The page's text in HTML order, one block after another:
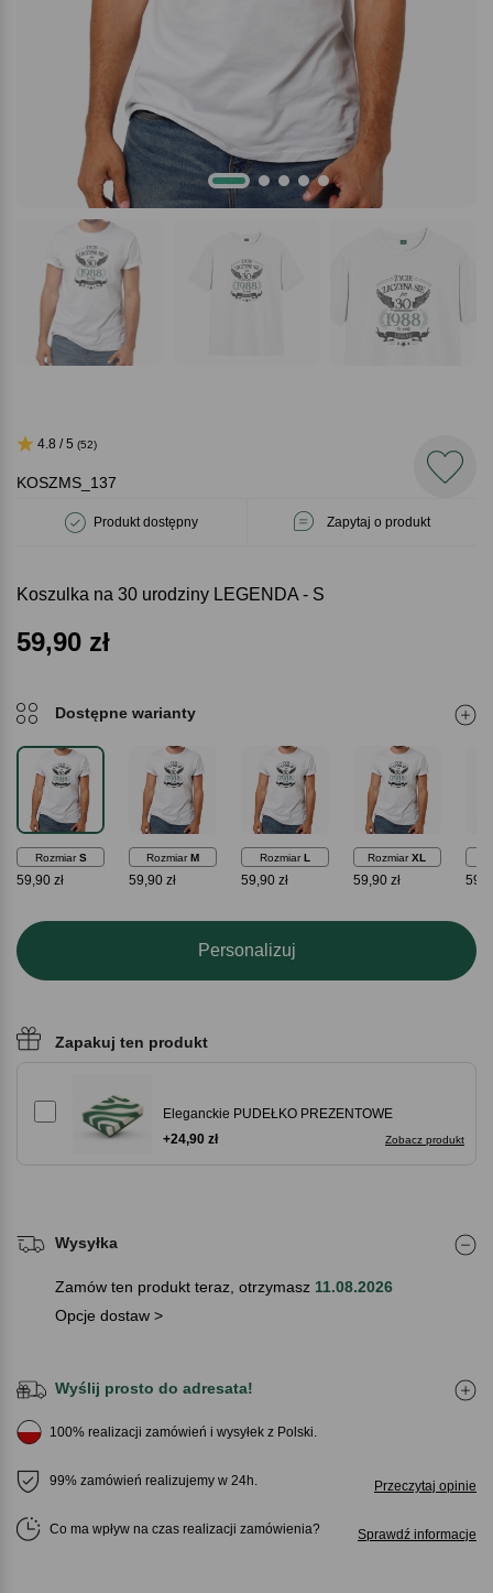
KOSZMS_137
Produkt dostępny Zapytaj o produkt
4.8 / 5 (52)
Koszulka na 30 urodziny LEGENDA - S
59,90 zł
Dostępne warianty
Rozmiar S
59,90 zł
Rozmiar M
59,90 zł
Rozmiar L
59,90 zł
RozmiarXL
59,90 zł
Personalizuj
Zapakuj ten produkt
Eleganckie PUDEŁKO PREZENTOWE
Zobacz produkt
+24,90 zł
Wysyłka
Zamów ten produkt teraz, otrzymasz 11.08.2026
Opcje dostaw >
Wyślij prosto do adresata!
100% realizacji zamówień i wysyłek z Polski.
99% zamówień realizujemy w 24h. Przeczytaj opinie
Co ma wpływ na czas realizacji zamówienia Sprawdź informacje